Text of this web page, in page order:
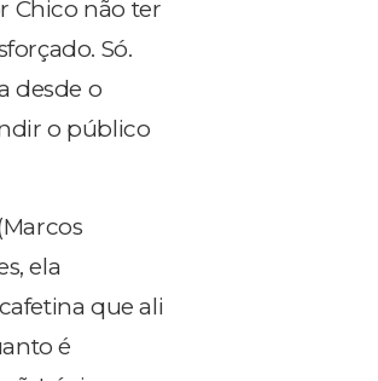
Chico não ter
Só.
desde o
o público
ela
que ali
é